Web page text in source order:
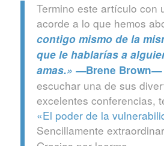
Termino este artículo con
acorde a lo que hemos
contigo mismo de la
que le hablarías a
amas.» —Brene Brown—
escuchar una de sus
excelentes conferencias,
«El poder de la
Sencillamente